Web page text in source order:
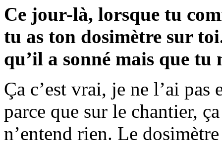
Ce jour-là, lorsque tu
tu as ton dosimètre sur
qu’il a sonné mais que tu
Ça c’est vrai, je ne l’ai
parce que sur le chantier,
n’entend rien. Le